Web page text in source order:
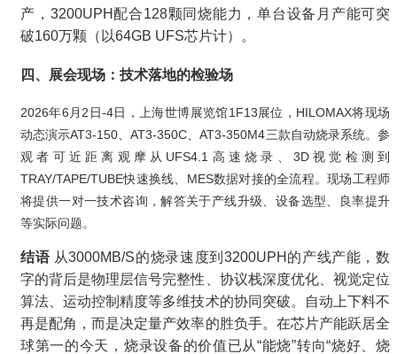
产，3200UPH配合128颗同烧能力，单台设备月产能可突
破160万颗（以64GB UFS芯片计）。
四、展会现场：技术落地的检验场
2026年6月2日-4日，上海世博展览馆1F13展位，HILOMAX将现场
动态演示AT3-150、AT3-350C、AT3-350M4三款自动烧录系统。参
观者可近距离观摩从UFS4.1高速烧录、3D视觉检测到
TRAY/TAPE/TUBE快速换线、MES数据对接的全流程。现场工程师
将提供一对一技术咨询，解答关于产线升级、设备选型、良率提升
等实际问题。
结语 从3000MB/S的烧录速度到3200UPH的产线产能，数
字的背后是物理层信号完整性、协议栈深度优化、视觉定位
算法、运动控制精度等多维技术的协同突破。自动上下料不
再是配角，而是决定量产效率的胜负手。在芯片产能跃居全
球第一的今天，烧录设备的价值已从“能烧”转向“烧好、烧